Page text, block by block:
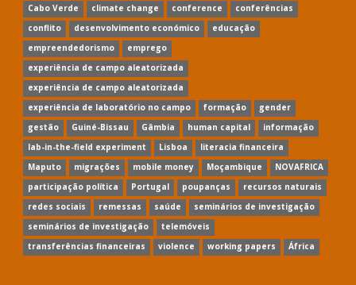
Cabo Verde
climate change conference
conferências
conflito
desenvolvimento económico
educação
empreendedorismo
emprego
experiência de campo aleatorizada
experiência de campo aleatorizada
experiência de laboratório no campo
formação
gender
gestão
Guiné-Bissau Gâmbia human capital
informação
lab-in-the-field experiment
Lisboa
literacia financeira
Maputo
migrações mobile money Moçambique
NOVAFRICA
participação política
Portugal poupanças
recursos naturais
redes sociais
remessas saúde
seminários de investigação
seminários de investigação
telemóveis
transferências financeiras
violence working papers África